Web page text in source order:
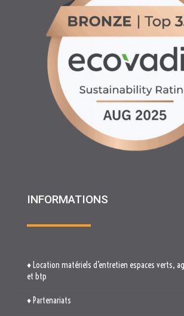
INFORMATIONS
♦ Partenariats
♦ Recrutement
♦ Materiels BTP , Recyclage Environnement MEDIMAT
♦ Le Groupe RHF